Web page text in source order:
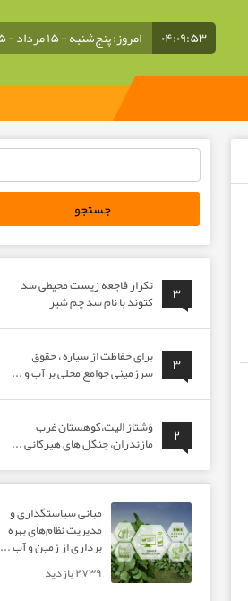
۰۴:۰۹:۵۴ امروز: پنج‌شنبه - ۱۵ مرداد - ۱۴۰۵
۳
تکرار فاجعه زیست محیطی سد
کتوند با نام سد چم شیر
۳
برای حفاظت از سیاره ، حقوق
سرزمینی جوامع محلی بر آب و ...
۲
وَشتاز الیت،کوهستان غرب
مازندران، جنگل های هیرکانی ...
مبانی سیاستگذاری و
مدیریت نظام‌های بهره‌
برداری از زمین و آب ...
۲۷۳۹ بازدید